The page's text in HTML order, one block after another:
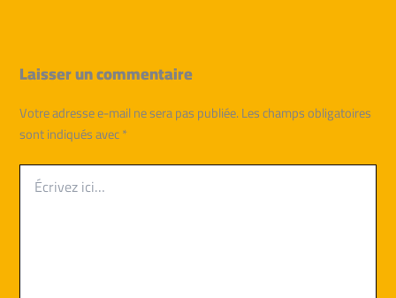
Laisser un commentaire
Votre adresse e-mail ne sera pas publiée.Les champs obligatoires
sont indiqués avec*
Écrivez
ici…